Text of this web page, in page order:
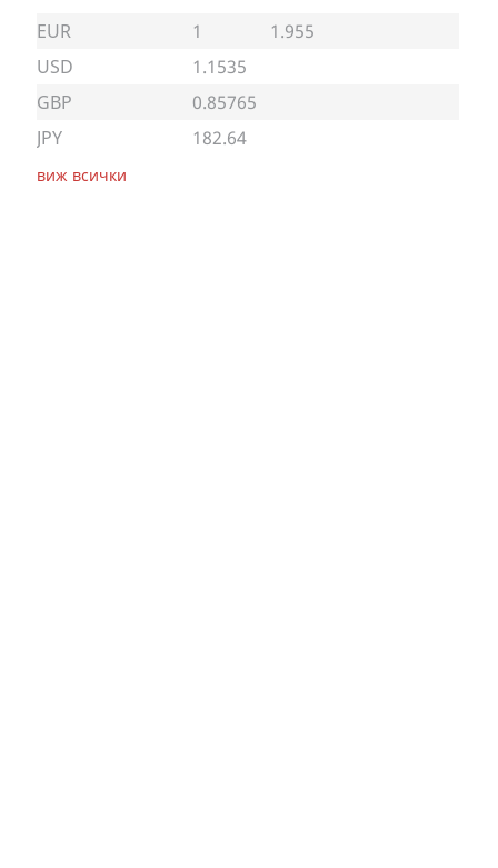
EUR 1
1.955
USD
1.1535
GBP
0.85765
JPY
182.64
виж всички